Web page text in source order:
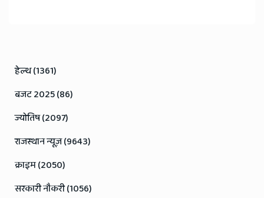
हेल्थ (1361)
बजट 2025 (86)
ज्योतिष (2097)
राजस्थान न्यूज़ (9643)
क्राइम (2050)
सरकारी नौकरी (1056)